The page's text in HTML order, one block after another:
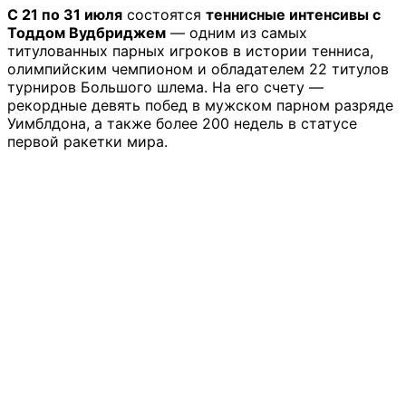
С 21 по 31 июля состоятся теннисные интенсивы с
Тоддом Вудбриджем — одним из самых
титулованных парных игроков в истории тенниса,
олимпийским чемпионом и обладателем 22 титулов
турниров Большого шлема. На его счету —
рекордные девять побед в мужском парном разряде
Уимблдона, а также более 200 недель в статусе
первой ракетки мира.